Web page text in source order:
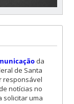
da
de Santa
responsável
notícias no
solicitar uma